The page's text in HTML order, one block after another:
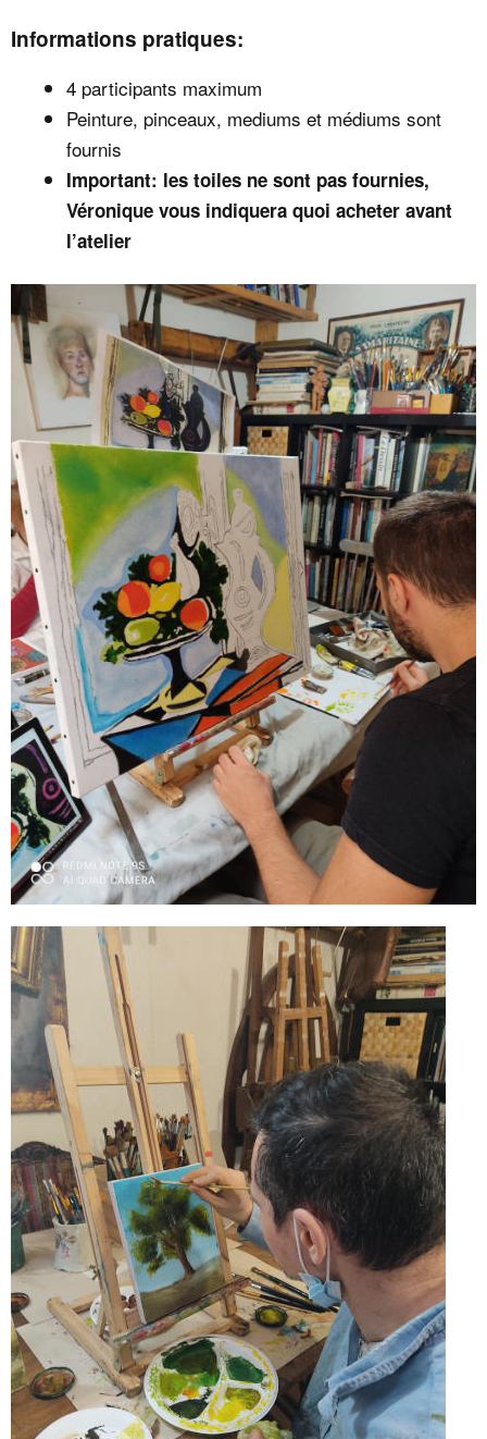
Informations pratiques:
4 participants maximum
Peinture, pinceaux, mediums et médiums sont
fournis
Important: les toiles ne sont pas fournies,
Véronique vous indiquera quoi acheter avant
l’atelier